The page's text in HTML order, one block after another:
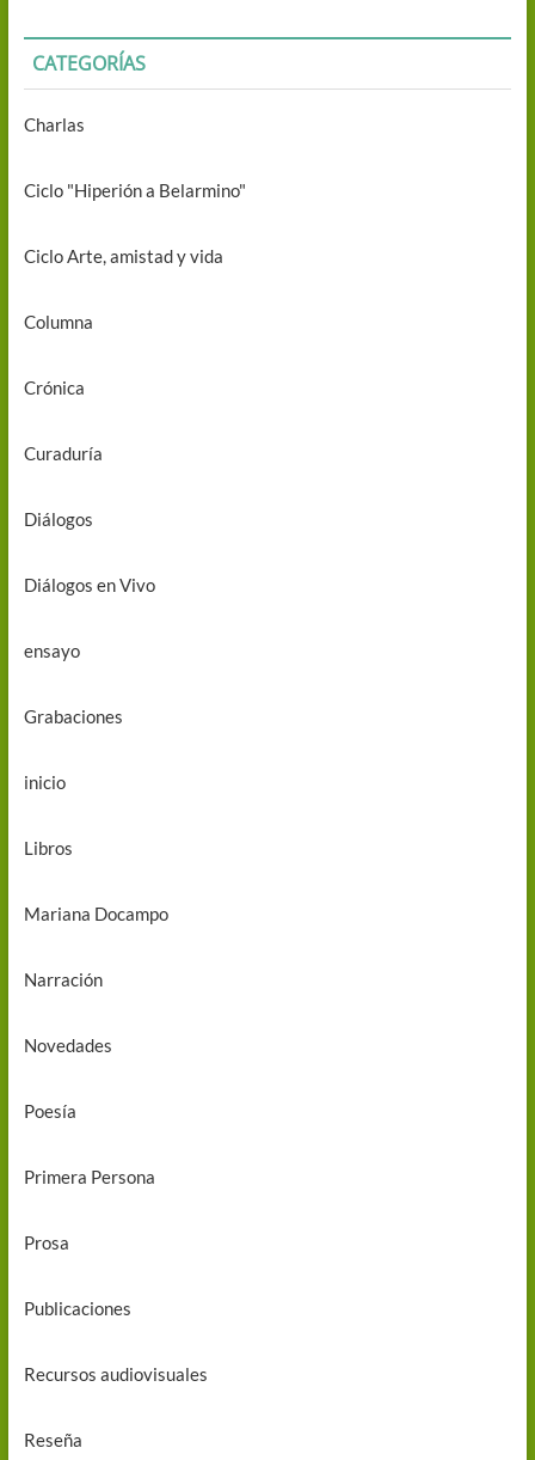
CATEGORÍAS
Charlas
Ciclo "Hiperión a Belarmino"
Ciclo Arte, amistad y vida
Columna
Crónica
Curaduría
Diálogos
Diálogos en Vivo
ensayo
Grabaciones
inicio
Libros
Mariana Docampo
Narración
Novedades
Poesía
Primera Persona
Prosa
Publicaciones
Recursos audiovisuales
Reseña